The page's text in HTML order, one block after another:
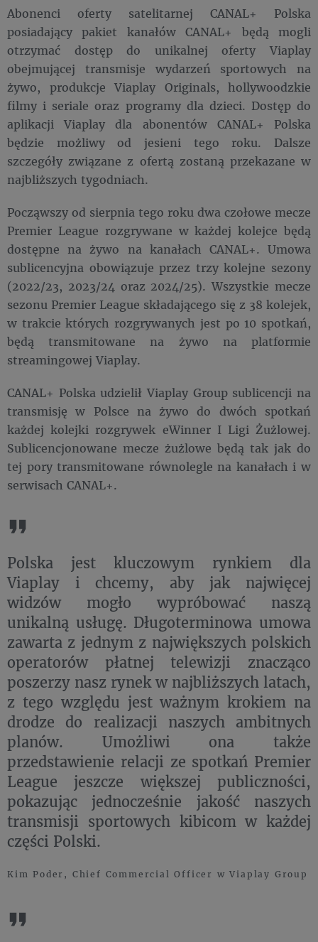
Abonenci oferty satelitarnej CANAL+ Polska
posiadający pakiet kanałów CANAL+ będą mogli
otrzymać dostęp do unikalnej oferty Viaplay
obejmującej transmisje wydarzeń sportowych na
żywo, produkcje Viaplay Originals, hollywoodzkie
filmy i seriale oraz programy dla dzieci. Dostęp do
aplikacji Viaplay dla abonentów CANAL+ Polska
będzie możliwy od jesieni tego roku. Dalsze
szczegóły związane z ofertą zostaną przekazane w
najbliższych tygodniach.
Począwszy od sierpnia tego roku dwa czołowe mecze
Premier League rozgrywane w każdej kolejce będą
dostępne na żywo na kanałach CANAL+. Umowa
sublicencyjna obowiązuje przez trzy kolejne sezony
(2022/23, 2023/24 oraz 2024/25). Wszystkie mecze
sezonu Premier League składającego się z 38 kolejek,
w trakcie których rozgrywanych jest po 10 spotkań,
będą transmitowane na żywo na platformie
streamingowej Viaplay.
CANAL+ Polska udzielił Viaplay Group sublicencji na
transmisję w Polsce na żywo do dwóch spotkań
każdej kolejki rozgrywek eWinner I Ligi Żużlowej.
Sublicencjonowane mecze żużlowe będą tak jak do
tej pory transmitowane równolegle na kanałach i w
serwisach CANAL+.
Polska jest kluczowym rynkiem dla
Viaplay i chcemy, aby jak najwięcej
widzów mogło wypróbować naszą
unikalną usługę. Długoterminowa umowa
zawarta z jednym z największych polskich
operatorów płatnej telewizji znacząco
poszerzy nasz rynek w najbliższych latach,
z tego względu jest ważnym krokiem na
drodze do realizacji naszych ambitnych
planów. Umożliwi ona także
przedstawienie relacji ze spotkań Premier
League jeszcze większej publiczności,
pokazując jednocześnie jakość naszych
transmisji sportowych kibicom w każdej
części Polski.
Kim Poder, Chief Commercial Officer w Viaplay Group